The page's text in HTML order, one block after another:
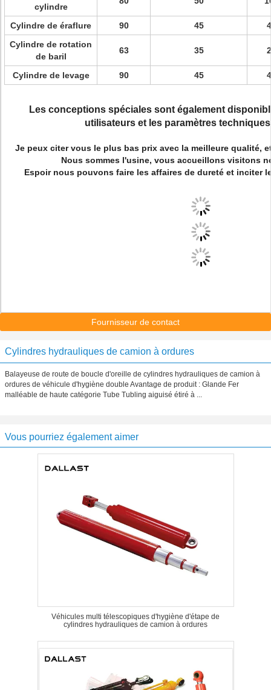
cylindre
Cylindre de éraflure 90 45
Cylindre de rotation
de baril
63 35
Cylindre de levage 90 45
Les conceptions spéciales sont également
utilisateurs et les paramètres
Je peux citer vous le plus bas prix avec la meilleure qualité,
Nous sommes l'usine, vous accueillons visitons
Espoir nous pouvons faire les affaires de dureté et inciter
Fournisseur de contact
Cylindres hydrauliques de camion à ordures
Balayeuse de route de boucle d'oreille de cylindres hydrauliques de camion à
ordures de véhicule d'hygiène double Avantage de produit : Glande Fer
malléable de haute catégorie Tube Tubling aiguisé étiré à ...
Vous pourriez également aimer
Véhicules multi télescopiques d'hygiène d'étape de
cylindres hydrauliques de camion à ordures